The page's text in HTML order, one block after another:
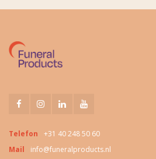
Telefon
+31 40 248 50 60
Mail
info@funeralproducts.nl